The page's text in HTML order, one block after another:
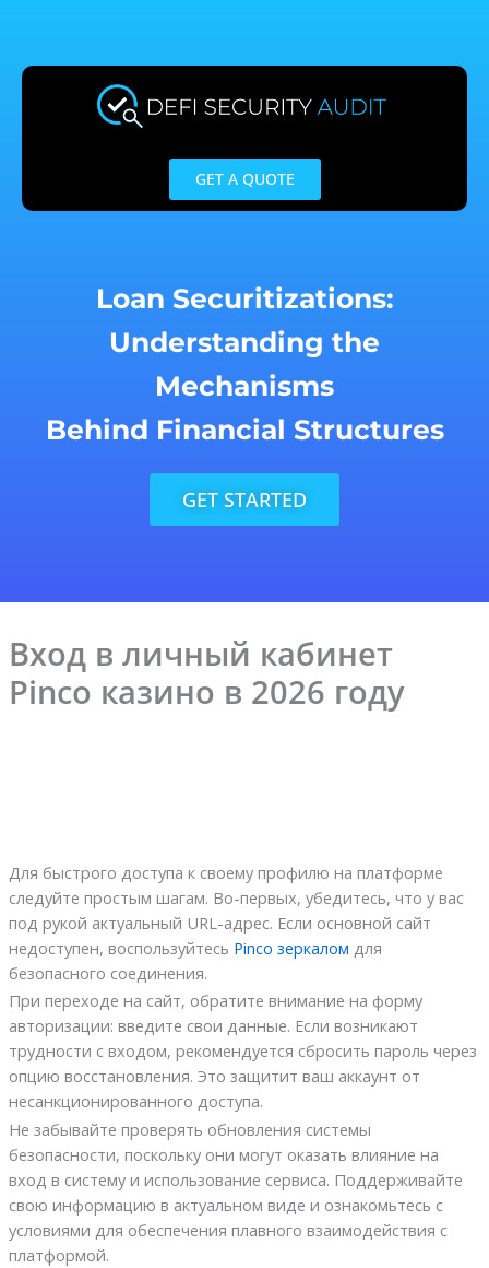
content
GET A QUOTE
Loan Securitizations:
Understanding the
Mechanisms
Behind Financial Structures
GET STARTED
Вход в личный кабинет
Pinco казино в 2026 году
Для быстрого доступа к своему профилю на платформе
следуйте простым шагам. Во-первых, убедитесь, что у вас
под рукой актуальный URL-адрес. Если основной сайт
недоступен, воспользуйтесь Pinco зеркалом для
безопасного соединения.
При переходе на сайт, обратите внимание на форму
авторизации: введите свои данные. Если возникают
трудности с входом, рекомендуется сбросить пароль через
опцию восстановления. Это защитит ваш аккаунт от
несанкционированного доступа.
Не забывайте проверять обновления системы
безопасности, поскольку они могут оказать влияние на
вход в систему и использование сервиса. Поддерживайте
свою информацию в актуальном виде и ознакомьтесь с
условиями для обеспечения плавного взаимодействия с
платформой.